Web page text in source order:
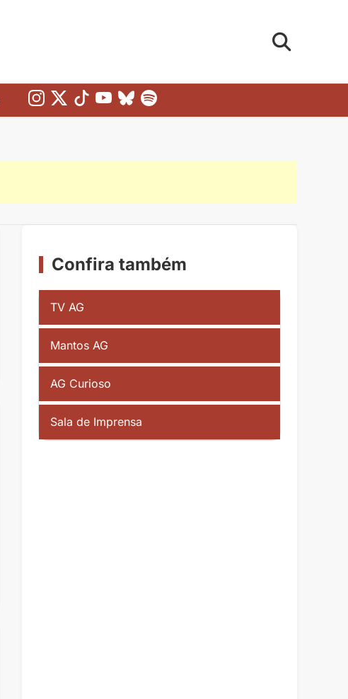
Confira também
TV AG
Mantos AG
AG Curioso
Sala de Imprensa